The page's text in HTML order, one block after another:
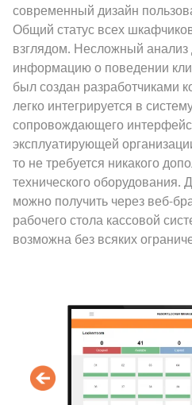
современный дизайн
Общий статус всех
взглядом. Несложный анализ
информацию о поведении
был создан разработчиками
легко интегрируется в
сопровождающего
эксплуатирующей
то не требуется никакого
технического оборудования.
можно получить через веб-
рабочего стола кассовой
возможна без всяких